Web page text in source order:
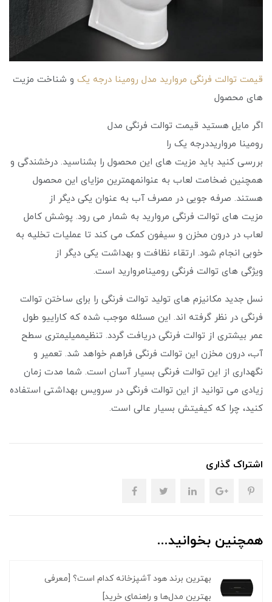
قیمت توالت فرنگی مروارید مدل رومینا درجه یک و شناخت مزیت
های محصول
اگر مایل هستید قیمت توالت فرنگی مدل
رومینا مرواریددرجه یک را
بررسی کنید باید مزیت های این محصول را بشناسید. درخشندگی و
همچنین ضخامت لعاب به عنوانمهمترین مزایای این محصول
هستند. صرفه جویی در مصرف آب به عنوان یکی دیگر از
مزیت های توالت فرنگی مروارید به شمار می ‌رود. پوشش کامل
لعاب در درون مخزن و سیفون کمک می‌ کند تا عملیات تخلیه به
خوبی انجام شود. ارتقاء نظافت و بهداشت یکی دیگر از
ویژگی‌ های توالت فرنگی رومینامروارید است.
نسل جدید مکانیزم های تولید توالت فرنگی را برای ساختن توالت
فرنگی در نظر گرفته اند. این مسئله موجب شده که کاراییو طول
عمر بیشتری از توالت فرنگی دریافت گردد. تنظیممیلیمتری سطح
آب، درون مخزن این توالت فرنگی فراهم خواهد شد. تعمیر و
نگهداری از این توالت فرنگی بسیار آسان است. شما مدت زمان
زیادی می توانید از این توالت فرنگی در سرویس بهداشتی استفاده
کنید، چرا که کیفیتش بسیار عالی است.
اشتراک گذاری
همچنین بخوانید...
بهترین برند هود آشپزخانه کدام است؟ [معرفی
بهترین مدل‌ها و راهنمای خرید]